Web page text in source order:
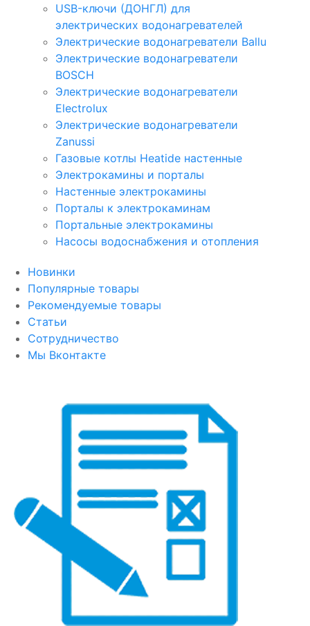
USB-ключи (ДОНГЛ) для
электрических водонагревателей
Электрические водонагреватели Ballu
Электрические водонагреватели
BOSCH
Электрические водонагреватели
Electrolux
Электрические водонагреватели
Zanussi
Газовые котлы Heatide настенные
Электрокамины и порталы
Настенные электрокамины
Порталы к электрокаминам
Портальные электрокамины
Насосы водоснабжения и отопления
Новинки
Популярные товары
Рекомендуемые товары
Статьи
Сотрудничество
Мы Вконтакте